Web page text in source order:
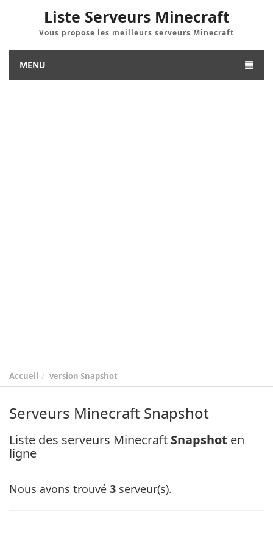
Liste Serveurs Minecraft
Vous propose les meilleurs serveurs Minecraft
MENU
Accueil version Snapshot
Serveurs Minecraft Snapshot
Liste des serveurs Minecraft Snapshot en
ligne
Nous avons trouvé 3 serveur(s).